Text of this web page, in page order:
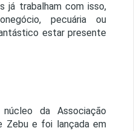
já trabalham com isso,
pecuária ou
estar presente
da Associação
Zebu e foi lançada em